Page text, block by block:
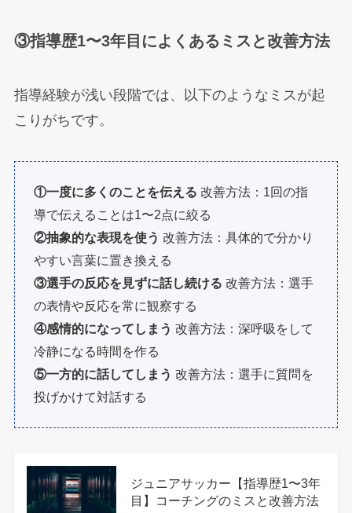
③指導歴1〜3年目によくあるミスと改善方法
指導経験が浅い段階では、以下のようなミスが起
こりがちです。
①一度に多くのことを伝える 改善方法：1回の指
導で伝えることは1〜2点に絞る
②抽象的な表現を使う 改善方法：具体的で分かり
やすい言葉に置き換える
③選手の反応を見ずに話し続ける 改善方法：選手
の表情や反応を常に観察する
④感情的になってしまう 改善方法：深呼吸をして
冷静になる時間を作る
⑤一方的に話してしまう 改善方法：選手に質問を
投げかけて対話する
ジュニアサッカー【指導歴1〜3年
目】コーチングのミスと改善方法